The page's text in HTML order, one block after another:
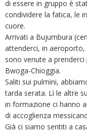
di essere in gruppo è
condividere la fatica, le
cuore.
Arrivati a Bujumbura
attenderci, in aeroporto,
sono venute a
Bwoga-Chioggia.
Saliti sui pulmini,
tarda serata. Lì le altre
in formazione ci hanno
di accoglienza
Già ci siamo sentiti a